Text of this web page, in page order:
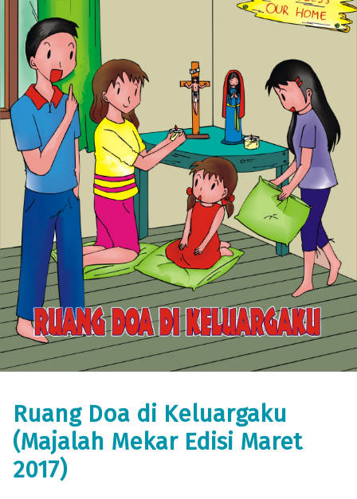
Ruang Doa di Keluargaku
(Majalah Mekar Edisi Maret
2017)